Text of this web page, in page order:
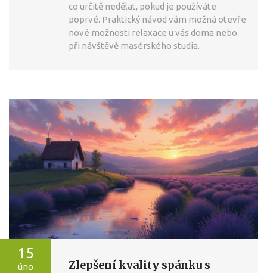
co určitě nedělat, pokud je používáte
poprvé. Praktický návod vám možná otevře
nové možnosti relaxace u vás doma nebo
při návštěvě masérského studia.
15
úno
Zlepšení kvality spánku s